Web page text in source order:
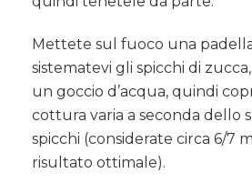
Mettete sul fuoco una
sistematevi gli spicchi di
un goccio d’acqua, quindi
cottura varia a seconda dello
spicchi (considerate circa 6/7
risultato ottimale).